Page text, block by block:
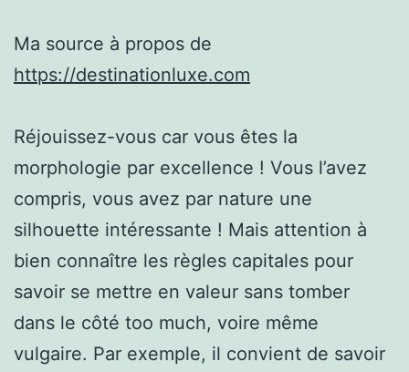
Ma source à propos de
https://destinationluxe.com
Réjouissez-vous car vous êtes la
morphologie par excellence ! Vous l’avez
compris, vous avez par nature une
silhouette intéressante ! Mais attention à
bien connaître les règles capitales pour
savoir se mettre en valeur sans tomber
dans le côté too much, voire même
vulgaire. Par exemple, il convient de savoir